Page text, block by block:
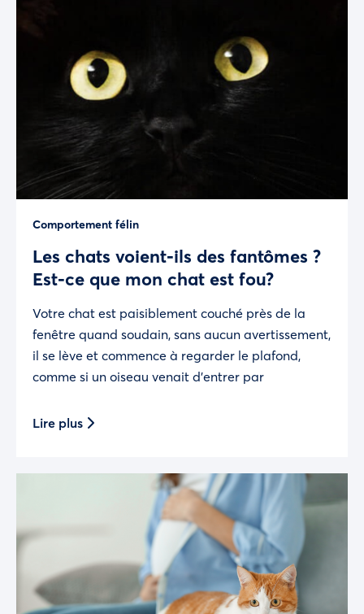
Comportement félin
Les chats voient-ils des fantômes ?
Est-ce que mon chat est fou?
Votre chat est paisiblement couché près de la
fenêtre quand soudain, sans aucun avertissement,
il se lève et commence à regarder le plafond,
comme si un oiseau venait d’entrer par
Lire plus